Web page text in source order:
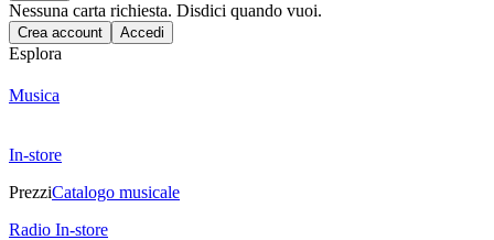
Nessuna carta richiesta. Disdici quando vuoi.
Crea account Accedi
Esplora
Musica
In-store
PrezziCatalogo musicale
Radio In-store